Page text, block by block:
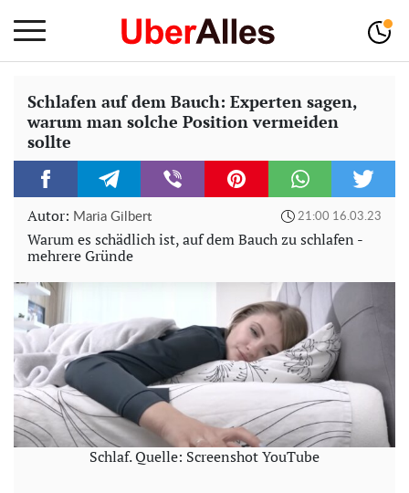
Schlafen auf dem Bauch: Experten sagen,
warum man solche Position vermeiden
sollte
Autor: Maria Gilbert 21:00 16.03.23
Warum es schädlich ist, auf dem Bauch zu schlafen -
mehrere Gründe
Schlaf. Quelle: Screenshot YouTube